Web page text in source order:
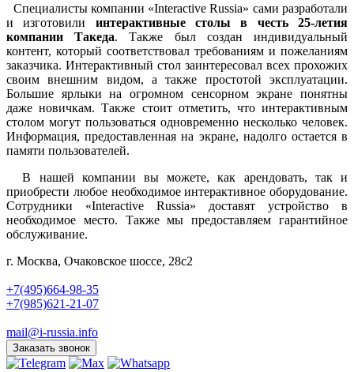
Специалисты компании «Interactive Russia» сами разработали
и изготовили интерактивные столы в честь 25-летия
компании Такеда. Также был создан индивидуальный
контент, который соответствовал требованиям и пожеланиям
заказчика. Интерактивный стол заинтересовал всех прохожих
своим внешним видом, а также простотой эксплуатации.
Большие ярлыки на огромном сенсорном экране понятны
даже новичкам. Также стоит отметить, что интерактивным
столом могут пользоваться одновременно несколько человек.
Информация, предоставленная на экране, надолго остается в
памяти пользователей.
В нашей компании вы можете, как арендовать, так и
приобрести любое необходимое интерактивное оборудование.
Сотрудники «Interactive Russia» доставят устройство в
необходимое место. Также мы предоставляем гарантийное
обслуживание.
г. Москва, Очаковское шоссе, 28с2
+7(495)664-98-35
+7(985)621-21-07
mail@i-russia.info
Заказать звонок